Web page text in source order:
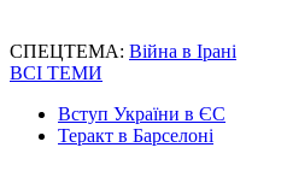
СПЕЦТЕМА: Війна в Ірані
ВСІ ТЕМИ
Вступ України в ЄС
Теракт в Барселоні